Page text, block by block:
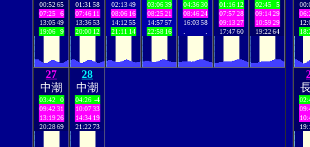
00:52 65
07:25
6
13:05 49
19:06
9
01:31 58
07:46 11
13:36 53
20:00 12
02:13 49
08:06 16
14:12 55
21:11 14
03:06 39
08:25 21
14:57 57
22:58 16
04:36 30
08:46 24
16:03 58
01:16 12
07:57 28
09:13 27
17:47 60
02:45
5
09:14 29
10:59 29
19:22 64
27
中潮
03:42
0
09:42 31
13:19 26
20:28 69
28
中潮
04:26 -4
10:07 33
14:34 19
21:22 73